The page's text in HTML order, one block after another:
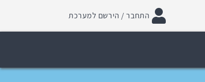
התחבר / הירשם למערכת